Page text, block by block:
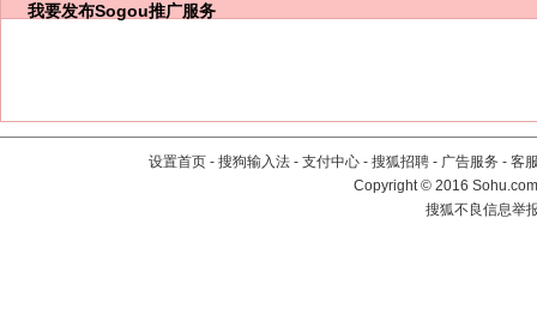
我要发布Sogou推广服务
设置首页 - 搜狗输入法 - 支付中心 - 搜狐招聘 - 广告服务 - 客
Copyright©2016
搜狐不良信息举